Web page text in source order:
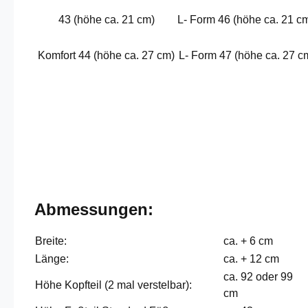
43 (höhe ca. 21 cm) L- Form 46 (höhe ca. 21
Komfort 44 (höhe ca. 27 cm) L- Form 47 (höhe ca. 27
Abmessungen:
Breite:
ca. + 6 cm
Länge:
ca. + 12 cm
Höhe Kopfteil (2 mal verstelbar):
ca. 92 oder 99
cm